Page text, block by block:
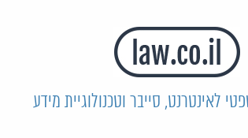
לאינטרנט, סייבר וטכנולוגיית מידע